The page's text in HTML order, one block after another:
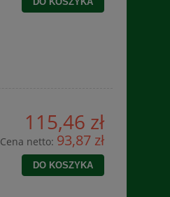
115,46 zł
Cena netto: 93,87 zł
DO KOSZYKA